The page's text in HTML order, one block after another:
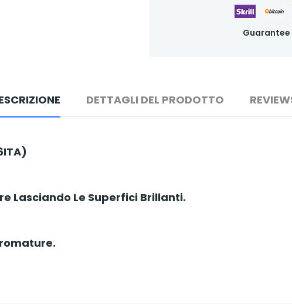
DETTAGLI DEL PRODOTTO
Lasciando Le Superfici Brillanti.